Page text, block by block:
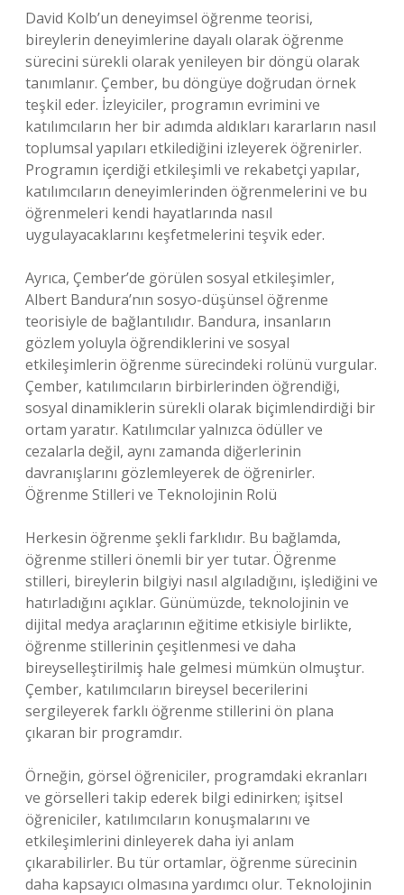
David Kolb’un deneyimsel öğrenme teorisi,
bireylerin deneyimlerine dayalı olarak öğrenme
sürecini sürekli olarak yenileyen bir döngü olarak
tanımlanır. Çember, bu döngüye doğrudan örnek
teşkil eder. İzleyiciler, programın evrimini ve
katılımcıların her bir adımda aldıkları kararların nasıl
toplumsal yapıları etkilediğini izleyerek öğrenirler.
Programın içerdiği etkileşimli ve rekabetçi yapılar,
katılımcıların deneyimlerinden öğrenmelerini ve bu
öğrenmeleri kendi hayatlarında nasıl
uygulayacaklarını keşfetmelerini teşvik eder.
Ayrıca, Çember’de görülen sosyal etkileşimler,
Albert Bandura’nın sosyo-düşünsel öğrenme
teorisiyle de bağlantılıdır. Bandura, insanların
gözlem yoluyla öğrendiklerini ve sosyal
etkileşimlerin öğrenme sürecindeki rolünü vurgular.
Çember, katılımcıların birbirlerinden öğrendiği,
sosyal dinamiklerin sürekli olarak biçimlendirdiği bir
ortam yaratır. Katılımcılar yalnızca ödüller ve
cezalarla değil, aynı zamanda diğerlerinin
davranışlarını gözlemleyerek de öğrenirler.
Öğrenme Stilleri ve Teknolojinin Rolü
Herkesin öğrenme şekli farklıdır. Bu bağlamda,
öğrenme stilleri önemli bir yer tutar. Öğrenme
stilleri, bireylerin bilgiyi nasıl algıladığını, işlediğini ve
hatırladığını açıklar. Günümüzde, teknolojinin ve
dijital medya araçlarının eğitime etkisiyle birlikte,
öğrenme stillerinin çeşitlenmesi ve daha
bireyselleştirilmiş hale gelmesi mümkün olmuştur.
Çember, katılımcıların bireysel becerilerini
sergileyerek farklı öğrenme stillerini ön plana
çıkaran bir programdır.
Örneğin, görsel öğreniciler, programdaki ekranları
ve görselleri takip ederek bilgi edinirken; işitsel
öğreniciler, katılımcıların konuşmalarını ve
etkileşimlerini dinleyerek daha iyi anlam
çıkarabilirler. Bu tür ortamlar, öğrenme sürecinin
daha kapsayıcı olmasına yardımcı olur. Teknolojinin